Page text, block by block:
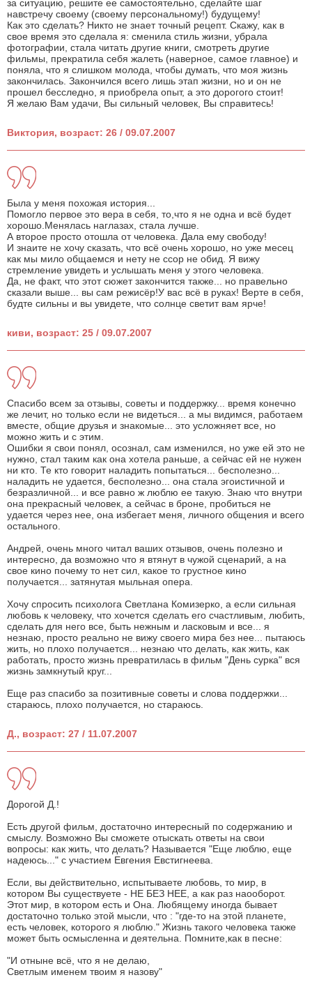
за ситуацию, решите ее самостоятельно, сделайте шаг
навстречу своему (своему персональному!) будущему!
Как это сделать? Никто не знает точный рецепт. Скажу, как в
свое время это сделала я: сменила стиль жизни, убрала
фотографии, стала читать другие книги, смотреть другие
фильмы, прекратила себя жалеть (наверное, самое главное) и
поняла, что я слишком молода, чтобы думать, что моя жизнь
закончилась. Закончился всего лишь этап жизни, но и он не
прошел бесследно, я приобрела опыт, а это дорогого стоит!
Я желаю Вам удачи, Вы сильный человек, Вы справитесь!
Виктория, возраст: 26 / 09.07.2007
Была у меня похожая история...
Помогло первое это вера в себя, то,что я не одна и всё будет
хорошо.Менялась наглазах, стала лучше.
А второе просто отошла от человека. Дала ему свободу!
И знаите не хочу сказать, что всё очень хорошо, но уже месец
как мы мило общаемся и нету не ссор не обид. Я вижу
стремление увидеть и услышать меня у этого человека.
Да, не факт, что этот сюжет закончится также... но правельно
сказали выше... вы сам режисёр!У вас всё в руках! Верте в себя,
будте сильны и вы увидете, что солнце светит вам ярче!
киви, возраст: 25 / 09.07.2007
Спасибо всем за отзывы, советы и поддержку... время конечно
же лечит, но только если не видеться... а мы видимся, работаем
вместе, общие друзья и знакомые... это усложняет все, но
можно жить и с этим.
Ошибки я свои понял, осознал, сам изменился, но уже ей это не
нужно, стал таким как она хотела раньше, а сейчас ей не нужен
ни кто. Те кто говорит наладить попытаться... бесполезно...
наладить не удается, бесполезно... она стала эгоистичной и
безразличной... и все равно ж люблю ее такую. Знаю что внутри
она прекрасный человек, а сейчас в броне, пробиться не
удается через нее, она избегает меня, личного общения и всего
остального.
Андрей, очень много читал ваших отзывов, очень полезно и
интересно, да возможно что я втянут в чужой сценарий, а на
свое кино почему то нет сил, какое то грустное кино
получается... затянутая мыльная опера.
Хочу спросить психолога Светлана Комизерко, а если сильная
любовь к человеку, что хочется сделать его счастливым, любить,
сделать для него все, быть нежным и ласковым и все... я
незнаю, просто реально не вижу своего мира без нее... пытаюсь
жить, но плохо получается... незнаю что делать, как жить, как
работать, просто жизнь превратилась в фильм "День сурка" вся
жизнь замкнутый круг...
Еще раз спасибо за позитивные советы и слова поддержки...
стараюсь, плохо получается, но стараюсь.
Д., возраст: 27 / 11.07.2007
Дорогой Д.!
Есть другой фильм, достаточно интересный по содержанию и
смыслу. Возможно Вы сможете отыскать ответы на свои
вопросы: как жить, что делать? Называется "Еще люблю, еще
надеюсь..." с участием Евгения Евстигнеева.
Если, вы действительно, испытываете любовь, то мир, в
котором Вы существуете - НЕ БЕЗ НЕЕ, а как раз наооборот.
Этот мир, в котором есть и Она. Любящему иногда бывает
достаточно только этой мысли, что : "где-то на этой планете,
есть человек, которого я люблю." Жизнь такого человека также
может быть осмысленна и деятельна. Помните,как в песне:
"И отныне всё, что я не делаю,
Светлым именем твоим я назову"